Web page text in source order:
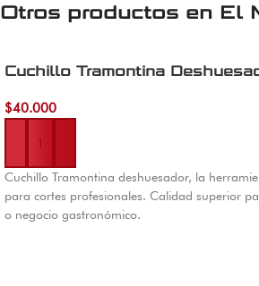
Otros productos en El
Cuchillo Tramontina
$40.000
Añadir al carrito
Cuchillo Tramontina deshuesador, la
para cortes profesionales. Calidad superior
o negocio gastronómico.